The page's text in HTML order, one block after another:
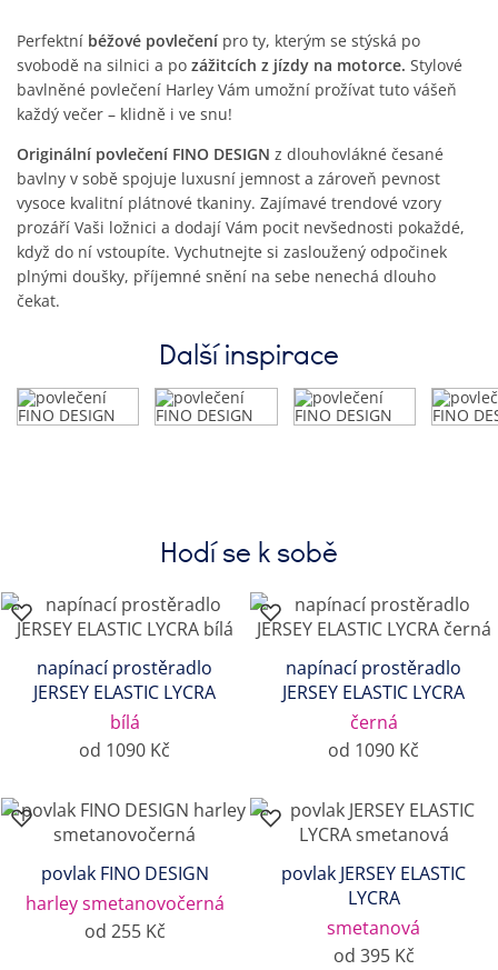
Perfektní béžové povlečení pro ty, kterým se stýská po
svobodě na silnici a po zážitcích z jízdy na motorce. Stylové
bavlněné povlečení Harley Vám umožní prožívat tuto vášeň
každý večer – klidně i ve snu!
Originální povlečení FINO DESIGN z dlouhovlákné česané
bavlny v sobě spojuje luxusní jemnost a zároveň pevnost
vysoce kvalitní plátnové tkaniny. Zajímavé trendové vzory
prozáří Vaši ložnici a dodají Vám pocit nevšednosti pokaždé,
když do ní vstoupíte. Vychutnejte si zasloužený odpočinek
plnými doušky, příjemné snění na sebe nenechá dlouho
čekat.
Další inspirace
Hodí se k sobě
napínací prostěradlo
JERSEY ELASTIC LYCRA
bílá
od 1090 Kč
napínací prostěradlo
JERSEY ELASTIC LYCRA
černá
od 1090 Kč
povlak FINO DESIGN
harley smetanovočerná
od 255 Kč
povlak JERSEY ELASTIC
LYCRA
smetanová
od 395 Kč